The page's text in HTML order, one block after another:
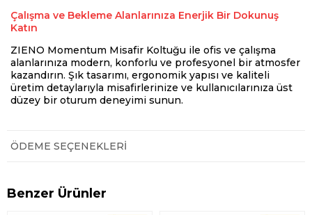
Çalışma ve Bekleme Alanlarınıza Enerjik Bir Dokunuş
Katın
ZIENO Momentum Misafir Koltuğu ile ofis ve çalışma
alanlarınıza modern, konforlu ve profesyonel bir atmosfer
kazandırın. Şık tasarımı, ergonomik yapısı ve kaliteli
üretim detaylarıyla misafirlerinize ve kullanıcılarınıza üst
düzey bir oturum deneyimi sunun.
ÖDEME SEÇENEKLERI
Benzer Ürünler